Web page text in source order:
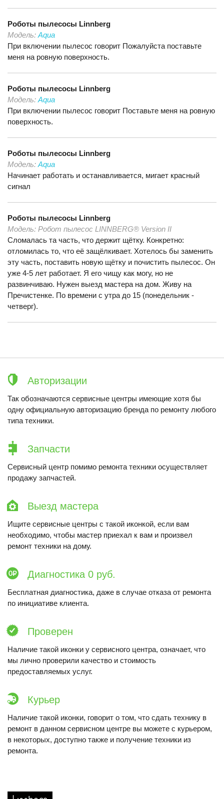
Роботы пылесосы Linnberg
Модель: Aqua
При включении пылесос говорит Пожалуйста поставьте
меня на ровную поверхность.
Роботы пылесосы Linnberg
Модель: Aqua
При включении пылесос говорит Поставьте меня на ровную
поверхность.
Роботы пылесосы Linnberg
Модель: Aqua
Начинает работать и останавливается, мигает красный
сигнал
Роботы пылесосы Linnberg
Модель: Робот пылесос LINNBERG® Version II
Сломалась та часть, что держит щётку. Конкретно:
отломилась то, что её защёлкивает. Хотелось бы заменить
эту часть, поставить новую щётку и почистить пылесос. Он
уже 4-5 лет работает. Я его чищу как могу, но не
развинчиваю. Нужен выезд мастера на дом. Живу на
Пречистенке. По времени с утра до 15 (понедельник -
четверг).
Авторизации
Так обозначаются сервисные центры имеющие хотя бы
одну официальную авторизацию бренда по ремонту любого
типа техники.
Запчасти
Сервисный центр помимо ремонта техники осуществляет
продажу запчастей.
Выезд мастера
Ищите сервисные центры с такой иконкой, если вам
необходимо, чтобы мастер приехал к вам и произвел
ремонт техники на дому.
Диагностика 0 руб.
Бесплатная диагностика, даже в случае отказа от ремонта
по инициативе клиента.
Проверен
Наличие такой иконки у сервисного центра, означает, что
мы лично проверили качество и стоимость
предоставляемых услуг.
Курьер
Наличие такой иконки, говорит о том, что сдать технику в
ремонт в данном сервисном центре вы можете с курьером,
в некоторых, доступно также и получение техники из
ремонта.